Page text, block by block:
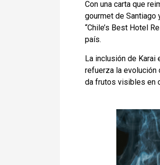
Con una carta que
gourmet de Santiago
“Chile’s Best Hotel
país.
La inclusión de Karai
refuerza la evolución
da frutos visibles en